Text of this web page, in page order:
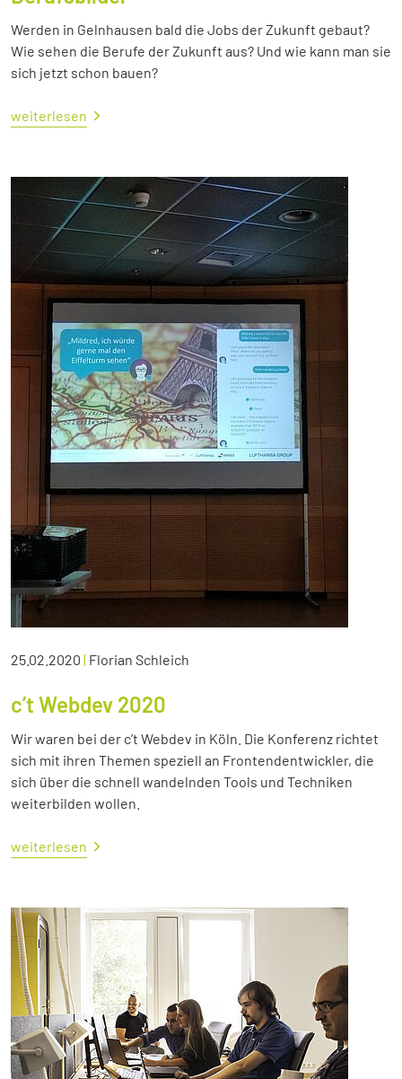
Werden in Gelnhausen bald die Jobs der Zukunft gebaut?
Wie sehen die Berufe der Zukunft aus? Und wie kann man sie
sich jetzt schon bauen?
weiterlesen
25.02.2020 | Florian Schleich
c’t Webdev 2020
Wir waren bei der c’t Webdev in Köln. Die Konferenz richtet
sich mit ihren Themen speziell an Frontendentwickler, die
sich über die schnell wandelnden Tools und Techniken
weiterbilden wollen.
weiterlesen